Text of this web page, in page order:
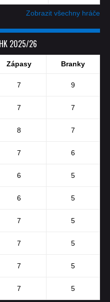
Zobrazit všechny hráče
HK 2025/26
Zápasy Branky
7 9
7 7
8 7
7 6
6 5
6 5
7 5
7 5
7 5
7 5